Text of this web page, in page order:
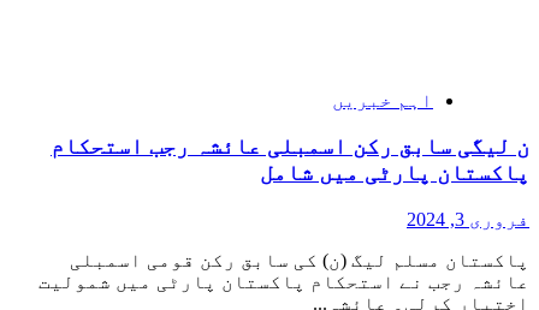
اہم خبریں
ن لیگی سابق رکن اسمبلی عائشہ رجب استحکام
پاکستان پارٹی میں شامل
فروری 3, 2024
پاکستان مسلم لیگ (ن) کی سابق رکن قومی اسمبلی
عائشہ رجب نے استحکام پاکستان پارٹی میں شمولیت
اختیار کرلی۔ عائشہ...